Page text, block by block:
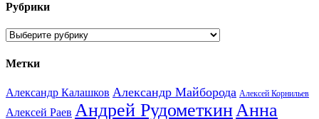
Рубрики
Рубрики
Метки
Александр Калашков Александр Майборода Алексей Корнильев
Алексей Раев Андрей РудометкинАнна